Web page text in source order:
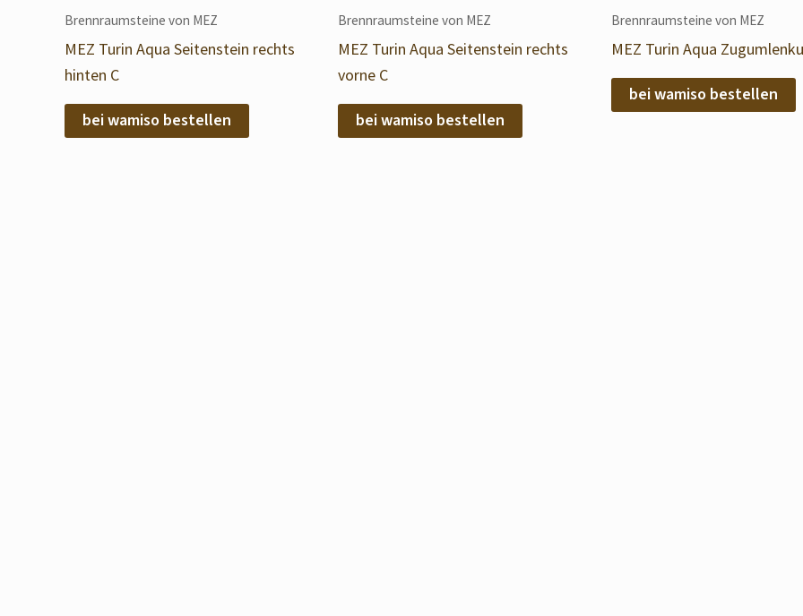
Brennraumsteine von MEZ
MEZ Turin Aqua Seitenstein rechts
hinten C
bei wamiso bestellen
Brennraumsteine von MEZ
MEZ Turin Aqua Seitenstein rechts
vorne C
bei wamiso bestellen
Brennraumsteine von MEZ
MEZ Turin Aqua
bei wamiso bestellen